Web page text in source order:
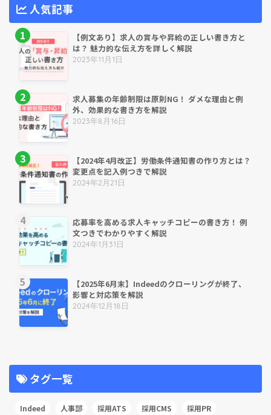
人気記事
【例文あり】求人の賞与や昇給の正しい書き方と
は？ 魅力的な伝え方を詳しく解説
2023年11月1日
求人募集の年齢制限は原則NG！ ダメな理由と例
外、効果的な書き方を解説
2023年8月16日
【2024年4月改正】労働条件通知書の作り方とは？
変更点を記入例つきで解説
2024年2月21日
応募率を高める求人キャッチコピーの書き方！ 例
文つきでわかりやすく解説
2024年1月31日
【2025年6月末】Indeedのクローリングが終了、
影響と対応策を解説
2024年12月18日
タグ一覧
Indeed 人事部 採用ATS 採用CMS 採用PR